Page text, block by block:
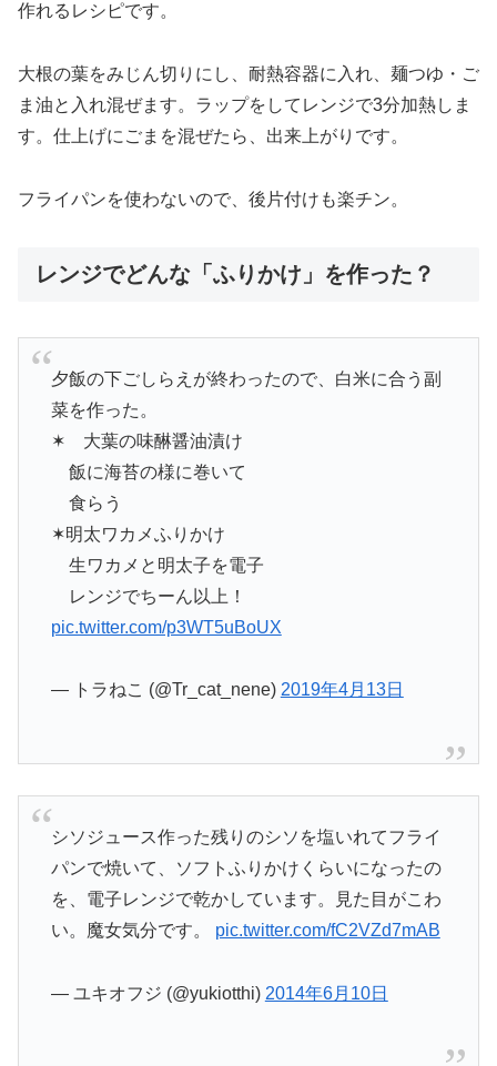
作れるレシピです。
大根の葉をみじん切りにし、耐熱容器に入れ、麺つゆ・ご
ま油と入れ混ぜます。ラップをしてレンジで3分加熱しま
す。仕上げにごまを混ぜたら、出来上がりです。
フライパンを使わないので、後片付けも楽チン。
レンジでどんな「ふりかけ」を作った？
夕飯の下ごしらえが終わったので、白米に合う副
菜を作った。
✶ 大葉の味醂醤油漬け
飯に海苔の様に巻いて
食らう
✶明太ワカメふりかけ
生ワカメと明太子を電子
レンジでちーん以上！
pic.twitter.com/p3WT5uBoUX
— トラねこ (@Tr_cat_nene) 2019年4月13日
シソジュース作った残りのシソを塩いれてフライ
パンで焼いて、ソフトふりかけくらいになったの
を、電子レンジで乾かしています。見た目がこわ
い。魔女気分です。 pic.twitter.com/fC2VZd7mAB
— ユキオフジ (@yukiotthi) 2014年6月10日